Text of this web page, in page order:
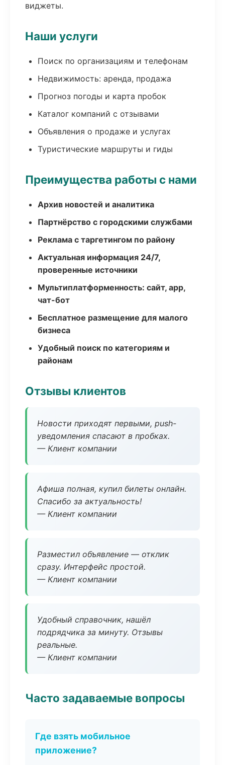
виджеты.
Наши услуги
Поиск по организациям и телефонам
Недвижимость: аренда, продажа
Прогноз погоды и карта пробок
Каталог компаний с отзывами
Объявления о продаже и услугах
Туристические маршруты и гиды
Преимущества работы с нами
Архив новостей и аналитика
Партнёрство с городскими службами
Реклама с таргетингом по району
Актуальная информация 24/7,
проверенные источники
Мультиплатформенность: сайт, app,
чат-бот
Бесплатное размещение для малого
бизнеса
Удобный поиск по категориям и
районам
Отзывы клиентов
Новости приходят первыми, push-
уведомления спасают в пробках.
— Клиент компании
Афиша полная, купил билеты онлайн.
Спасибо за актуальность!
— Клиент компании
Разместил объявление — отклик
сразу. Интерфейс простой.
— Клиент компании
Удобный справочник, нашёл
подрядчика за минуту. Отзывы
реальные.
— Клиент компании
Часто задаваемые вопросы
Где взять мобильное
приложение?